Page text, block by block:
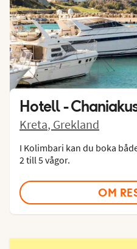
Se bilder
Hotell -
Kreta, Grekland
I Kolimbari kan du boka
2 till 5 vågor.
OM